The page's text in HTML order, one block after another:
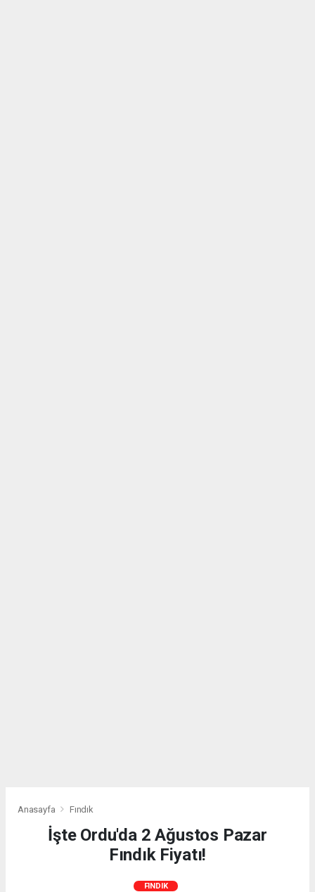
Anasayfa Fındık
İşte Ordu'da 2 Ağustos Pazar
Fındık Fiyatı!
FINDIK